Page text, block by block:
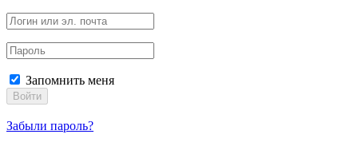
Запомнить меня
Войти
Забыли пароль?